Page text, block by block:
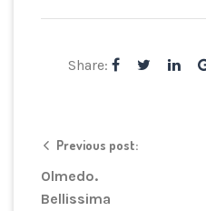
Share:
Previous post:
Olmedo.
Bellissima